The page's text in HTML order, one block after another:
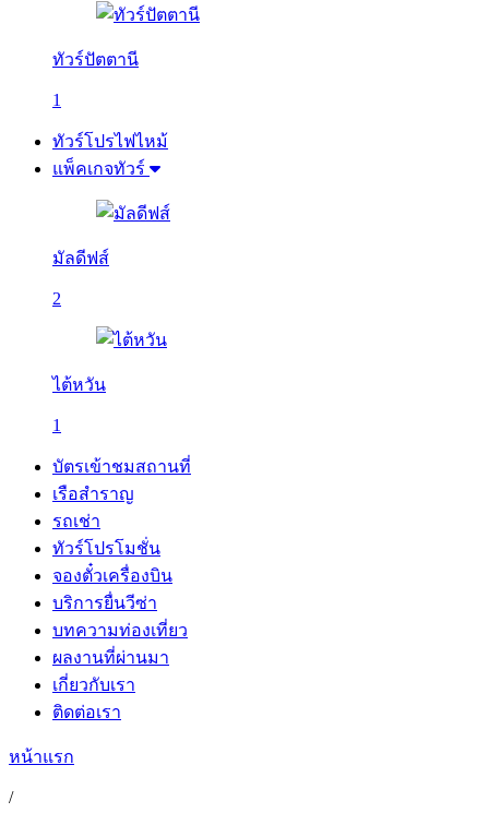
ทัวร์ปัตตานี
1
ทัวร์โปรไฟไหม้
แพ็คเกจทัวร์
มัลดีฟส์
2
ไต้หวัน
1
บัตรเข้าชมสถานที่
เรือสำราญ
รถเช่า
ทัวร์โปรโมชั่น
จองตั๋วเครื่องบิน
บริการยื่นวีซ่า
บทความท่องเที่ยว
ผลงานที่ผ่านมา
เกี่ยวกับเรา
ติดต่อเรา
หน้าแรก
/